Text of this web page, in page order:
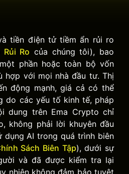
tiền điện tử tiềm ẩn rủi ro
Rủi Ro của chúng tôi), bao
phần hoặc toàn bộ vốn
hợp với mọi nhà đầu tư. Thị
động mạnh, giá cả có thể
do các yếu tố kinh tế, pháp
dung trên Ema Crypto chỉ
không phải lời khuyên đầu
dụng AI trong quá trình biên
Sách Biên Tập), dưới sự
và đã được kiểm tra lại
nhiên không đảm bảo tuyệt